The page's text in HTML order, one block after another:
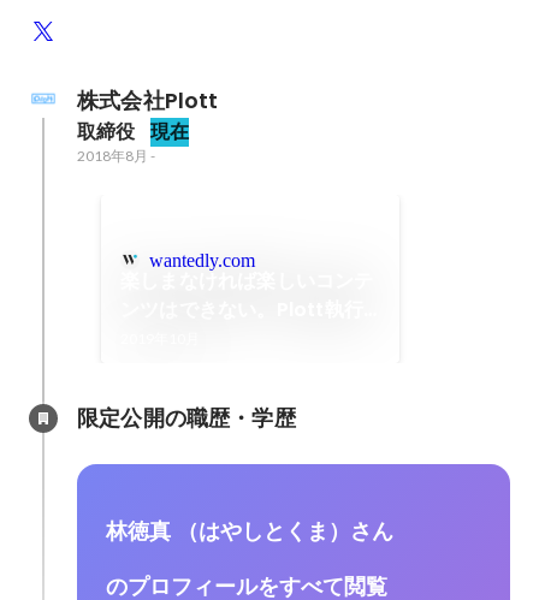
株式会社Plott
取締役 現在
2018年8月 -
wantedly.com
限定公開の職歴・学歴
林徳真 （はやしとくま）さん
のプロフィールをすべて閲覧